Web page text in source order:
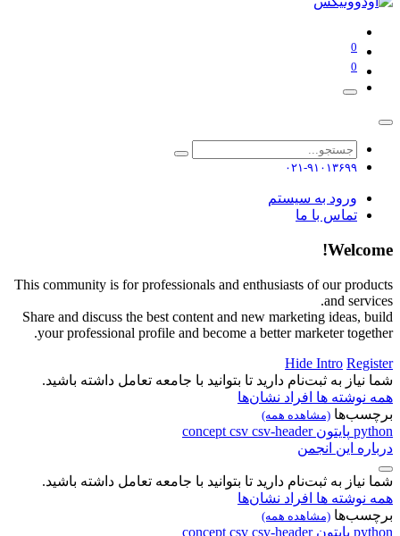
0
0
۰۲۱-۹۱۰۱۳۶۹۹
ورود به سیستم
تماس با ما
Welcome!
This community is for professionals and enthusiasts of our products
and services.
Share and discuss the best content and new marketing ideas, build
your professional profile and become a better marketer together.
Hide Intro Register
شما نیاز به ثبت‌نام دارید تا بتوانید با جامعه تعامل داشته باشید.
همه نوشته ها افراد نشان‌ها
برچسب‌ها (مشاهده همه)
python پایتون concept csv csv-header
درباره این انجمن
شما نیاز به ثبت‌نام دارید تا بتوانید با جامعه تعامل داشته باشید.
همه نوشته ها افراد نشان‌ها
برچسب‌ها (مشاهده همه)
python پایتون concept csv csv-header